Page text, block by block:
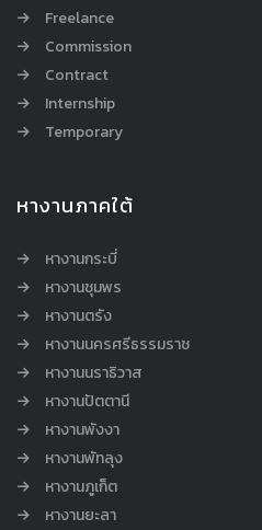
Freelance
Commission
Contract
Internship
Temporary
หางานภาคใต้
หางานกระบี่
หางานชุมพร
หางานตรัง
หางานนครศรีธรรมราช
หางานนราธิวาส
หางานปัตตานี
หางานพังงา
หางานพัทลุง
หางานภูเก็ต
หางานยะลา